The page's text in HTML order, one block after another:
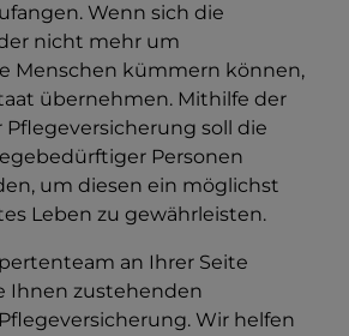
Wenn sich die
nicht mehr um
Menschen kümmern können,
übernehmen. Mithilfe der
Pflegeversicherung soll die
Personen
um diesen ein möglichst
Leben zu gewährleisten.
an Ihrer Seite
Ihnen zustehenden
Wir helfen